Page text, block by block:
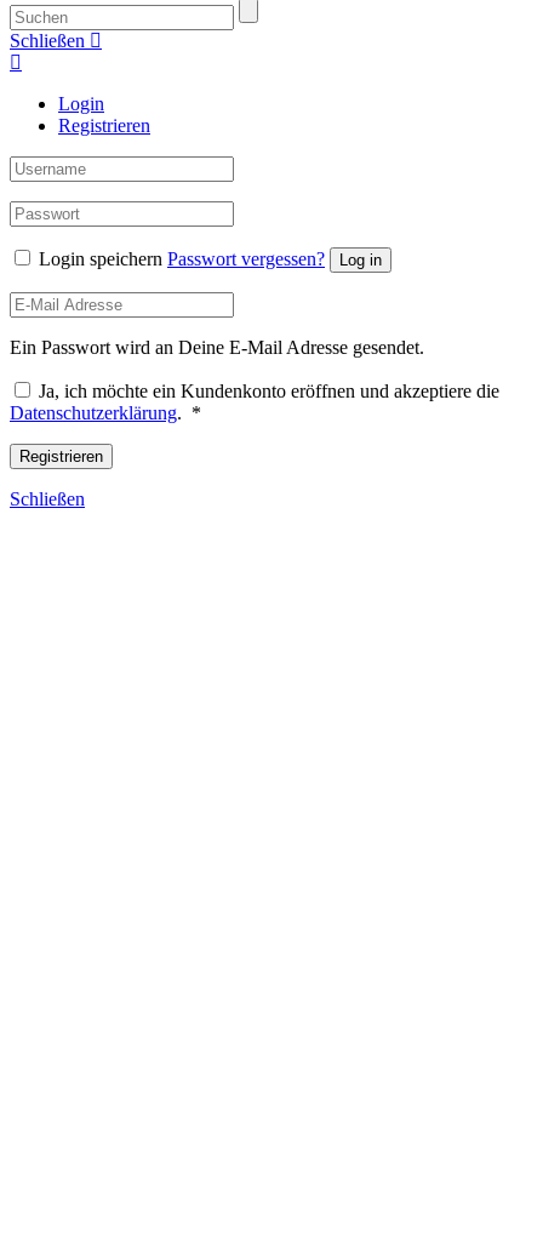
Schließen
Login
Registrieren
Login speichern Passwort vergessen? Log in
Ein Passwort wird an Deine E-Mail Adresse gesendet.
Ja, ich möchte ein Kundenkonto eröffnen und akzeptiere die
Datenschutzerklärung. *
Registrieren
Schließen